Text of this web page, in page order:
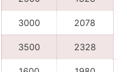
3000 2078
3500 2328